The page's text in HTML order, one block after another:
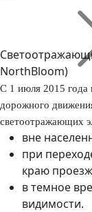
NorthBloom)
С 1 июля 2015 года
дорожного
светоотражающих
вне
при
краю
в темное
видимости.